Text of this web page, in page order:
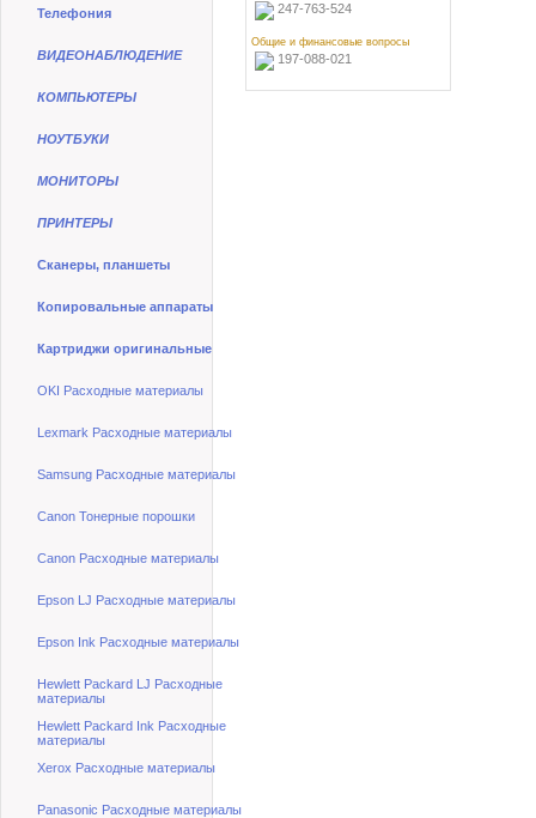
Телефония
ВИДЕОНАБЛЮДЕНИЕ
КОМПЬЮТЕРЫ
НОУТБУКИ
МОНИТОРЫ
ПРИНТЕРЫ
Сканеры, планшеты
Копировальные аппараты
Картриджи оригинальные
OKI Расходные материалы
Lexmark Расходные материалы
Samsung Расходные материалы
Canon Тонерные порошки
Canon Расходные материалы
Epson LJ Расходные материалы
Epson Ink Расходные материалы
Hewlett Packard LJ Расходные
материалы
Hewlett Packard Ink Расходные
материалы
Xerox Расходные материалы
Panasonic Расходные материалы
247-763-524
Общие и финансовые вопросы
197-088-021